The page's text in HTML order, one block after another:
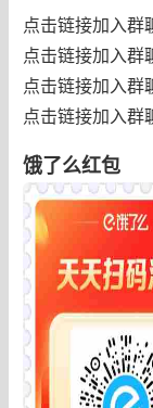
点击链接加入群
点击链接加入群
点击链接加入群
点击链接加入群
饿了么红包